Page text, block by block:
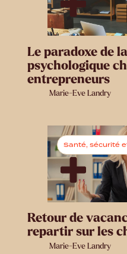
Le paradoxe de
psychologique
entrepreneurs
Marie-Eve Landry
Santé, sécurité
Retour de
repartir sur les
Marie-Eve Landry